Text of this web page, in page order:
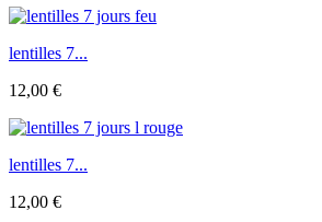
lentilles 7...
12,00 €
lentilles 7...
12,00 €